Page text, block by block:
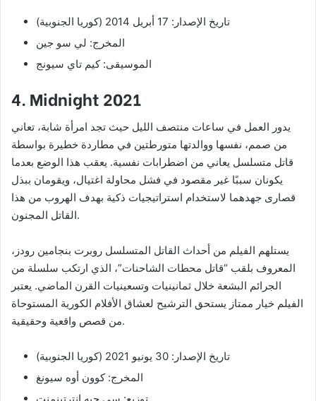
تاريخ الإصدار: 17 أبريل 2014 (كوريا الجنوبية)
المخرج: لي سو جين
الموسيقى: كيم تاي سيونج
4. Midnight 2021
يدور العمل في ساعات منتصف الليل حيث تجد امرأة شابة، تعاني
من صمم، نفسها ووالدتها متورطتين في مطاردة خطيرة بواسطة
قاتل متسلسل يعاني من اضطرابات نفسية. يعقب هذا الوضع بعدما
يكونان سببًا غير مقصود في فشل محاولة اغتيال، ويقومان ببذل
قصارى جهدهما لاستخدام استراتيجيات ذكية بهدف الهروب من هذا
القاتل المجنون.
يستلهم الفيلم من أحداث القاتل المتسلسل روبرت بنجامين رودز،
المعروف بلقب “قاتل محطات الشاحنات”، الذي ارتكب سلسلة من
الجرائم البشعة خلال ثمانينيات وتسعينيات القرن الماضي. يعتبر
الفيلم خيار ممتاز يستحق الترشيح لعشاق الأفلام الكورية المستوحاة
من قصص واقعية وحقيقية.
تاريخ الإصدار: 30 يونيو 2021 (كوريا الجنوبية)
المخرج: كوون أوه سيونغ